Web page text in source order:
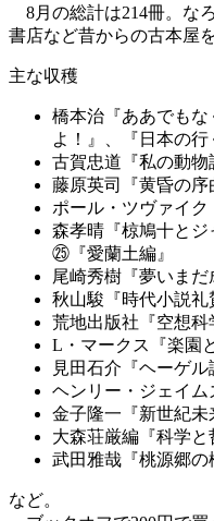
8月の総計は214冊。な
書店など昔からの古本屋
主な収穫
橋本治『ああでも
よ！』、『日本の行
古賀忠道『私の動物
藤原英司『黄昏の序
ポール・ツヴァイク
森孝晴『椋鳩十と
㉕『愛蘭土編』
尾崎秀樹『夢いまだ
秋山駿『時代小説礼
荒地出版社『空想科
L・マークス『楽園
見田石介『ヘーゲル
ヘンリー・ジェイム
金子隆一『新世紀未
大森荘厳編『科学と
武田雅哉『桃源郷の
など。